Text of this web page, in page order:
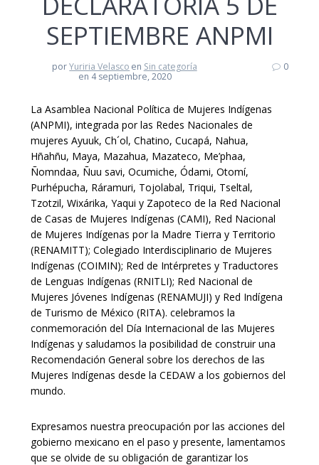
SEPTIEMBRE ANPMI
porYuriria Velasco en Sin categoría
en 4 septiembre, 2020
0
La Asamblea Nacional Política de Mujeres Indígenas
(ANPMI), integrada por las Redes Nacionales de
mujeres Ayuuk, Ch´ol, Chatino, Cucapá, Nahua,
Hñahñu, Maya, Mazahua, Mazateco, Me’phaa,
Ñomndaa, Ñuu savi, Ocumiche, Ódami, Otomí,
Purhépucha, Ráramuri, Tojolabal, Triqui, Tseltal,
Tzotzil, Wixárika, Yaqui y Zapoteco de la Red Nacional
de Casas de Mujeres Indígenas (CAMI), Red Nacional
de Mujeres Indígenas por la Madre Tierra y Territorio
(RENAMITT); Colegiado Interdisciplinario de Mujeres
Indígenas (COIMIN); Red de Intérpretes y Traductores
de Lenguas Indígenas (RNITLI); Red Nacional de
Mujeres Jóvenes Indígenas (RENAMUJI) y Red Indígena
de Turismo de México (RITA). celebramos la
conmemoración del Día Internacional de las Mujeres
Indígenas y saludamos la posibilidad de construir una
Recomendación General sobre los derechos de las
Mujeres Indígenas desde la CEDAW a los gobiernos del
mundo.
Expresamos nuestra preocupación por las acciones del
gobierno mexicano en el paso y presente, lamentamos
que se olvide de su obligación de garantizar los